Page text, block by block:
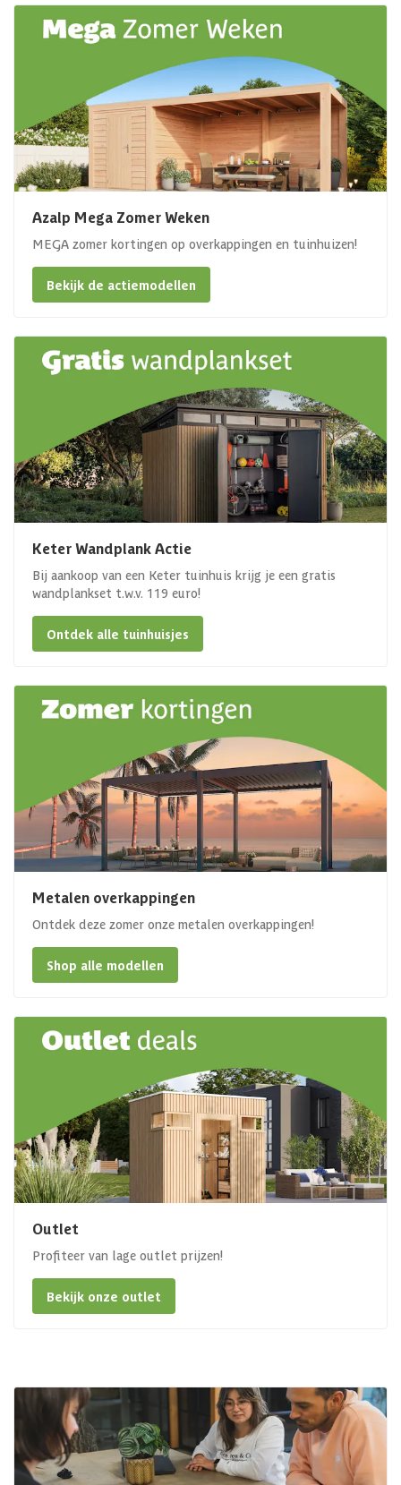
Azalp Mega Zomer Weken
MEGA zomer kortingen op overkappingen en tuinhuizen!
Bekijk de actiemodellen
Keter Wandplank Actie
Bij aankoop van een Keter tuinhuis krijg je een gratis
wandplankset t.w.v. 119 euro!
Ontdek alle tuinhuisjes
Metalen overkappingen
Ontdek deze zomer onze metalen overkappingen!
Shop alle modellen
Outlet
Profiteer van lage outlet prijzen!
Bekijk onze outlet